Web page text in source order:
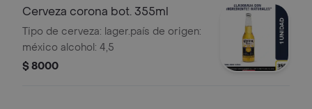
Cerveza corona bot. 355ml
Tipo de cerveza: lager.país de origen:
méxico alcohol: 4,5
$ 8000